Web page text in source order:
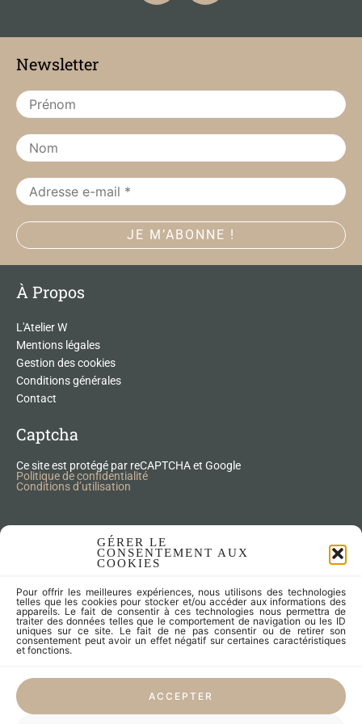
GÉRER LE
CONSENTEMENT AUX
COOKIES
Pour offrir les meilleures expériences, nous utilisons des technologies
telles que les cookies pour stocker et/ou accéder aux informations des
appareils. Le fait de consentir à ces technologies nous permettra de
traiter des données telles que le comportement de navigation ou les ID
uniques sur ce site. Le fait de ne pas consentir ou de retirer son
consentement peut avoir un effet négatif sur certaines caractéristiques
et fonctions.
ACCEPTER
e
o
k
t
r
a
m
À Propos
L'Atelier W
Mentions légales
Gestion des cookies
Conditions générales
Contact
Captcha
Ce site est protégé par reCAPTCHA et Google
Politique de confidentialité
Conditions d’utilisation
Nos Produits Upcycling
Articles zéro déchet
Fleurs séchées
Lampes
Meubles
Objets
Univers de l'enfant
Vaisselle
Newsletter